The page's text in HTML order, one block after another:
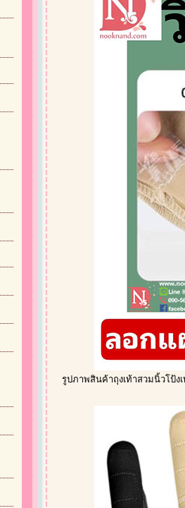
รูปภาพสินค้าถุงเท้าสวมนิ้วโป้งเ